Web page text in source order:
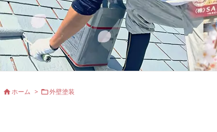

次へ

検索
ホーム > 外壁塗装